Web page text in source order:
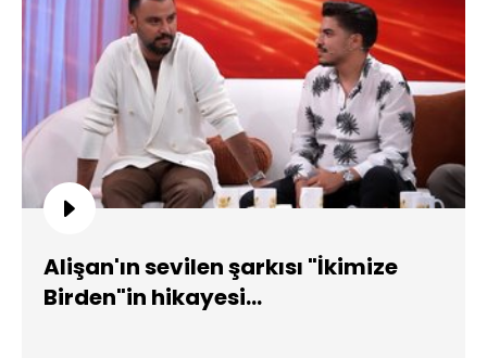
Alişan'ın sevilen şarkısı "İkimize
Birden"in hikayesi...